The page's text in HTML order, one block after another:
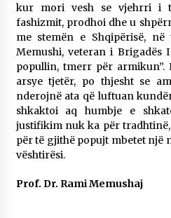
kur mori vesh se vjehrri i
fashizmit, prodhoi dhe u
me stemën e Shqipërisë,
Memushi, veteran i Brigadës I
popullin, tmerr për
arsye tjetër, po thjesht se
nderojnë ata që luftuan
shkaktoi aq humbje e
justifikim nuk ka për
për të gjithë popujt mbetet një
vështirësi.
Prof. Dr. Rami Memushaj